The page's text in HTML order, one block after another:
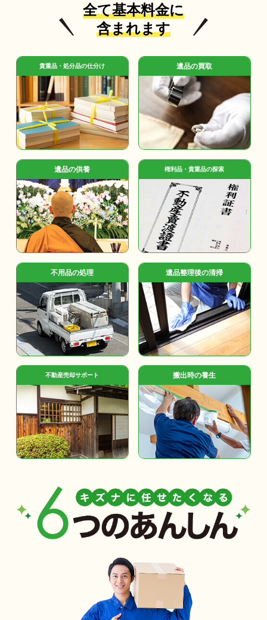
全て基本料金に
含まれます
貴重品・処分品の仕分け 遺品の買取
遺品の供養 権利品・貴重品の探索
不用品の処理 遺品整理後の清掃
不動産売却サポート 搬出時の養生